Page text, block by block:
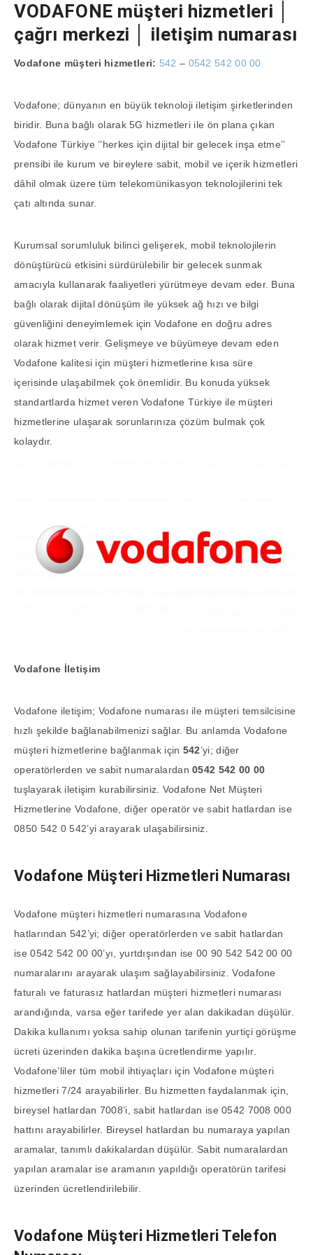
VODAFONE müşteri hizmetleri │
çağrı merkezi │ iletişim numarası
Vodafone müşteri hizmetleri: 542 – 0542 542 00 00
Vodafone; dünyanın en büyük teknoloji iletişim şirketlerinden
biridir. Buna bağlı olarak 5G hizmetleri ile ön plana çıkan
Vodafone Türkiye ‘’herkes için dijital bir gelecek inşa etme’’
prensibi ile kurum ve bireylere sabit, mobil ve içerik hizmetleri
dâhil olmak üzere tüm telekomünikasyon teknolojilerini tek
çatı altında sunar.
Kurumsal sorumluluk bilinci gelişerek, mobil teknolojilerin
dönüştürücü etkisini sürdürülebilir bir gelecek sunmak
amacıyla kullanarak faaliyetleri yürütmeye devam eder. Buna
bağlı olarak dijital dönüşüm ile yüksek ağ hızı ve bilgi
güvenliğini deneyimlemek için Vodafone en doğru adres
olarak hizmet verir. Gelişmeye ve büyümeye devam eden
Vodafone kalitesi için müşteri hizmetlerine kısa süre
içerisinde ulaşabilmek çok önemlidir. Bu konuda yüksek
standartlarda hizmet veren Vodafone Türkiye ile müşteri
hizmetlerine ulaşarak sorunlarınıza çözüm bulmak çok
kolaydır.
Vodafone İletişim
Vodafone iletişim; Vodafone numarası ile müşteri temsilcisine
hızlı şekilde bağlanabilmenizi sağlar. Bu anlamda Vodafone
müşteri hizmetlerine bağlanmak için 542’yi; diğer
operatörlerden ve sabit numaralardan0542 542 00 00
tuşlayarak iletişim kurabilirsiniz. Vodafone Net Müşteri
Hizmetlerine Vodafone, diğer operatör ve sabit hatlardan ise
0850 542 0 542’yi arayarak ulaşabilirsiniz.
Vodafone Müşteri Hizmetleri Numarası
Vodafone müşteri hizmetleri numarasına Vodafone
hatlarından 542’yi; diğer operatörlerden ve sabit hatlardan
ise 0542 542 00 00’yı, yurtdışından ise 00 90 542 542 00 00
numaralarını arayarak ulaşım sağlayabilirsiniz. Vodafone
faturalı ve faturasız hatlardan müşteri hizmetleri numarası
arandığında, varsa eğer tarifede yer alan dakikadan düşülür.
Dakika kullanımı yoksa sahip olunan tarifenin yurtiçi görüşme
ücreti üzerinden dakika başına ücretlendirme yapılır.
Vodafone’liler tüm mobil ihtiyaçları için Vodafone müşteri
hizmetleri 7/24 arayabilirler. Bu hizmetten faydalanmak için,
bireysel hatlardan 7008’i, sabit hatlardan ise 0542 7008 000
hattını arayabilirler. Bireysel hatlardan bu numaraya yapılan
aramalar, tanımlı dakikalardan düşülür. Sabit numaralardan
yapılan aramalar ise aramanın yapıldığı operatörün tarifesi
üzerinden ücretlendirilebilir.
Vodafone Müşteri Hizmetleri Telefon